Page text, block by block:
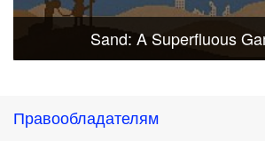
Sand: A Superfluous
Правообладателям